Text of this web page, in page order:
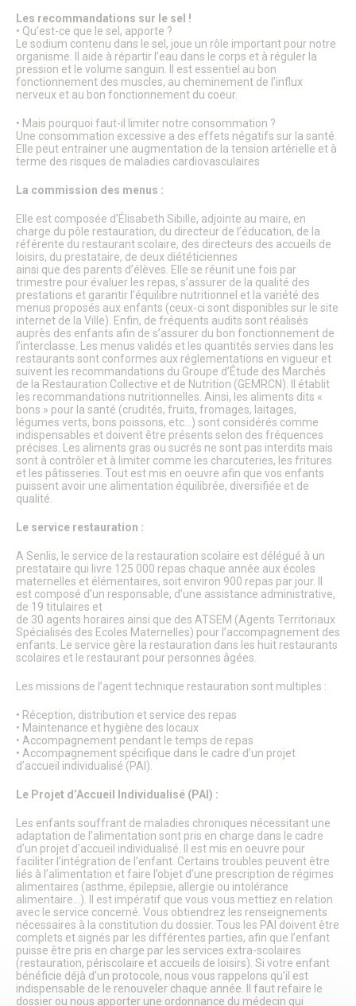
GEMAPI
Les Zones d’Accélération des Énergies Renouvelables
(ZAEnR)
Amélioration de l’habitat – Maison de l’habitat et des
projets
Signalements
Enquêtes publiques
Enquêtes publiques en cours
Enquêtes publiques closes
Urbanisme
Mes démarches en urbanisme
Plan de Sauvegarde et de Mise en Valeur
Règlement Local de Publicité
Innover à Senlis avec un projet d’habitat participatif
Énergie & Environnement
Logement
Mobilité & Transports
TUS & Transports collectifs
Senlis, ville à la mobilité douce !
Où se garer à Senlis ?
Travaux & démarches voirie
Démarches voirie
Circulation & Stationnement interdits
Financement des travaux anti-inondations pour les
particuliers
Travaux en cours
Sécurité publique
Numéros d’urgence & contacts utiles
Infos sécurité
Police municipale
Autres organes de sécurité publique
Protection animale
Influenza Aviaire
Propreté, Eau & Assainissement
Gestion de l’Eau
Senlis Ville Propre
Gestion des déchets
Nettoyage des rues
Graffitis
Les marchés alimentaires
Patrimoine naturel
Le jardin de l’Évêché
Le parc écologique
Jardins et aires de jeux
Le Sentier des Faubourgs de Senlis
Les Rendez-vous aux jardins
Lieux de culte
FAMILLE
Petite enfance
Crèche familiale
Haltes-garderies
Multi-accueil « Les Berceaux Brunehaut »
La Maison des bébés
Relais Petite Enfance
Enfance
Inscriptions scolaires
Etablissements scolaires publics
Etablissements scolaires privés
Restauration scolaire
Les recommandations sur le sel !
• Qu’est-ce que le sel, apporte ?
Le sodium contenu dans le sel, joue un rôle important pour notre
organisme. Il aide à répartir l’eau dans le corps et à réguler la
pression et le volume sanguin. Il est essentiel au bon
fonctionnement des muscles, au cheminement de l’influx
nerveux et au bon fonctionnement du coeur.
• Mais pourquoi faut-il limiter notre consommation ?
Une consommation excessive a des effets négatifs sur la santé.
Elle peut entrainer une augmentation de la tension artérielle et à
terme des risques de maladies cardiovasculaires
La commission des menus :
Elle est composée d’Élisabeth Sibille, adjointe au maire, en
charge du pôle restauration, du directeur de l’éducation, de la
référente du restaurant scolaire, des directeurs des accueils de
loisirs, du prestataire, de deux diététiciennes
ainsi que des parents d’élèves. Elle se réunit une fois par
trimestre pour évaluer les repas, s’assurer de la qualité des
prestations et garantir l’équilibre nutritionnel et la variété des
menus proposés aux enfants (ceux-ci sont disponibles sur le site
internet de la Ville). Enfin, de fréquents audits sont réalisés
auprès des enfants afin de s’assurer du bon fonctionnement de
l’interclasse. Les menus validés et les quantités servies dans les
restaurants sont conformes aux réglementations en vigueur et
suivent les recommandations du Groupe d’Étude des Marchés
de la Restauration Collective et de Nutrition (GEMRCN). Il établit
les recommandations nutritionnelles. Ainsi, les aliments dits «
bons » pour la santé (crudités, fruits, fromages, laitages,
légumes verts, bons poissons, etc…) sont considérés comme
indispensables et doivent être présents selon des fréquences
précises. Les aliments gras ou sucrés ne sont pas interdits mais
sont à contrôler et à limiter comme les charcuteries, les fritures
et les pâtisseries. Tout est mis en oeuvre afin que vos enfants
puissent avoir une alimentation équilibrée, diversifiée et de
qualité.
Le service restauration :
A Senlis, le service de la restauration scolaire est délégué à un
prestataire qui livre 125 000 repas chaque année aux écoles
maternelles et élémentaires, soit environ 900 repas par jour. Il
est composé d’un responsable, d’une assistance administrative,
de 19 titulaires et
de 30 agents horaires ainsi que des ATSEM (Agents Territoriaux
Spécialisés des Ecoles Maternelles) pour l’accompagnement des
enfants. Le service gère la restauration dans les huit restaurants
scolaires et le restaurant pour personnes âgées.
Les missions de l’agent technique restauration sont multiples :
• Réception, distribution et service des repas
• Maintenance et hygiène des locaux
• Accompagnement pendant le temps de repas
• Accompagnement spécifique dans le cadre d’un projet
d’accueil individualisé (PAI).
Le Projet d’Accueil Individualisé (PAI) :
Les enfants souffrant de maladies chroniques nécessitant une
adaptation de l’alimentation sont pris en charge dans le cadre
d’un projet d’accueil individualisé. Il est mis en oeuvre pour
faciliter l’intégration de l’enfant. Certains troubles peuvent être
liés à l’alimentation et faire l’objet d’une prescription de régimes
alimentaires (asthme, épilepsie, allergie ou intolérance
alimentaire…). Il est impératif que vous vous mettiez en relation
avec le service concerné. Vous obtiendrez les renseignements
nécessaires à la constitution du dossier. Tous les PAI doivent être
complets et signés par les différentes parties, afin que l’enfant
puisse être pris en charge par les services extra-scolaires
(restauration, périscolaire et accueils de loisirs). Si votre enfant
bénéficie déjà d’un protocole, nous vous rappelons qu’il est
indispensable de le renouveler chaque année. Il faut refaire le
dossier ou nous apporter une ordonnance du médecin qui